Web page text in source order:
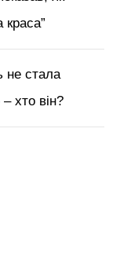
краса”
не стала
хто він?